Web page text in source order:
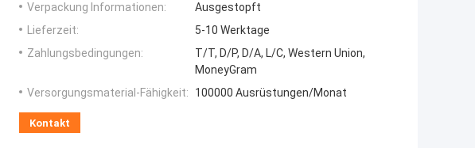
Verpackung Informationen:
Ausgestopft
Lieferzeit:
5-10 Werktage
Zahlungsbedingungen:
T/T, D/P, D/A, L/C, Western Union,
MoneyGram
Versorgungsmaterial-Fähigkeit:
100000 Ausrüstungen/Monat
Kontakt